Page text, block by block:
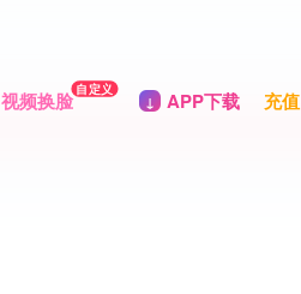
视频换脸 自定义 APP下载 充值